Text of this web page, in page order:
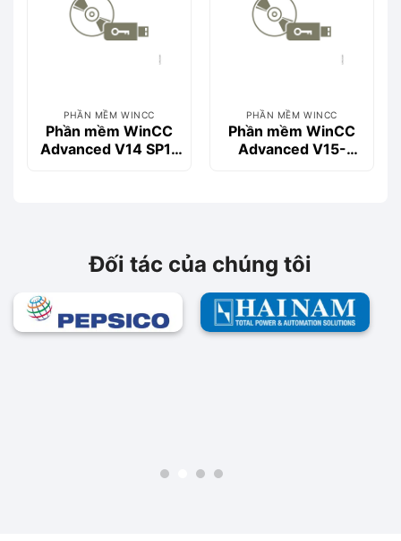
PHẦN MỀM WINCC
Phần mềm WinCC
Advanced V14 SP1-
PHẦN MỀM WINCC
Phần mềm WinCC
Advanced V15-
Đối tác của chúng tôi